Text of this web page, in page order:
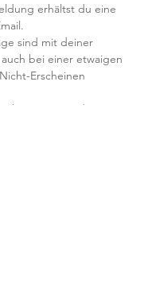
erhältst du eine
sind mit deiner
bei einer etwaigen
Erscheinen
bestätigst und